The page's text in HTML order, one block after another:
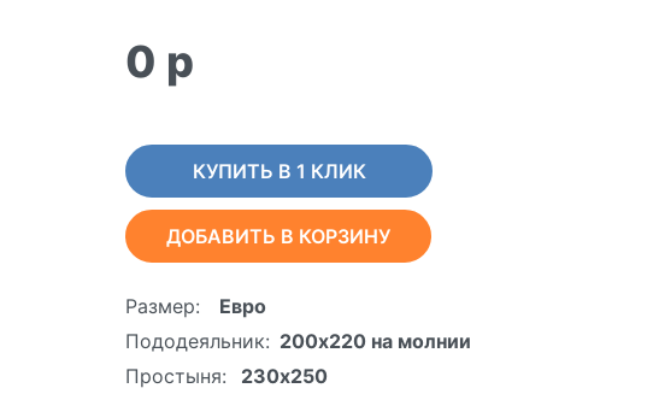
0 p
КУПИТЬ В 1 КЛИК
ДОБАВИТЬ В КОРЗИНУ
Размер:
Евро
Пододеяльник: 200х220 на молнии
Простыня:
230х250